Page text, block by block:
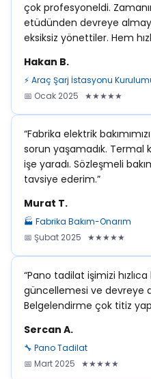
çok profesyoneldi.
etüdünden devreye
eksiksiz yönettiler. Hem
Hakan B.
⚡ Araç Şarj İstasyonu
📅 Ocak 2025 ★★★★★
“Fabrika elektrik
sorun yaşamadık. Termal
işe yaradı. Sözleşmeli
tavsiye ederim.”
Murat T.
🏭 Fabrika Bakım-Onarım
📅 Şubat 2025 ★★★★★
“Pano tadilat işimizi
güncellemesi ve devreye
Belgelendirme çok titiz
Sercan A.
🔧 Pano Tadilat
📅 Mart 2025 ★★★★★